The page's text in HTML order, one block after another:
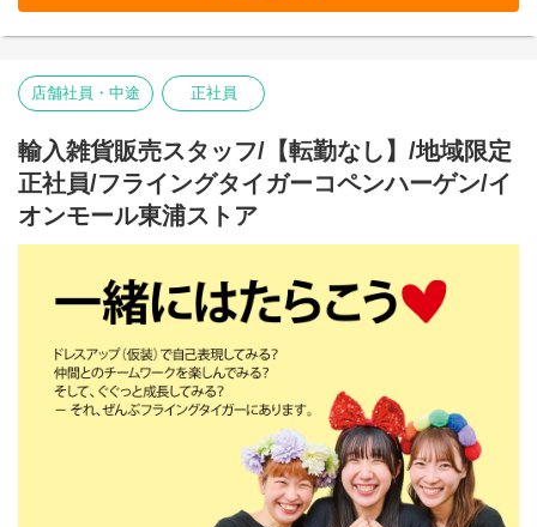
-品出し
-ディスプレイ
-在庫管理・発注・検品
フライング タイガー コペンハーゲンの店内は、カテゴリー別にい
くつかのエリアに分かれています。
各エリアの責任者がカテゴリーマネージャーと呼ばれる社員で
す。
入社後は、まずカテゴリーマネージャーを目指していただきま
本店所在地及び本社・営業本部：
店舗社員・中途 正社員
輸入雑貨販売スタッフ/【転勤なし】/地域限定
正社員/フライングタイガーコペンハーゲン/イ
オンモール東浦ストア